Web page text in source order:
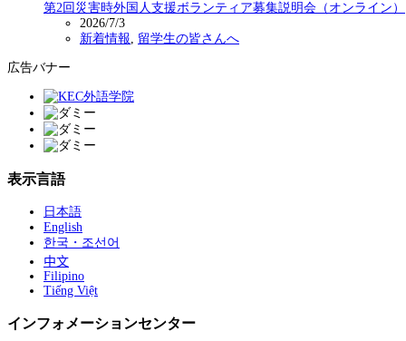
第2回災害時外国人支援ボランティア募集説明会（オンライン）
2026/7/3
新着情報, 留学生の皆さんへ
広告バナー
表示言語
日本語
English
한국・조선어
中文
Filipino
Tiếng Việt
インフォメーションセンター